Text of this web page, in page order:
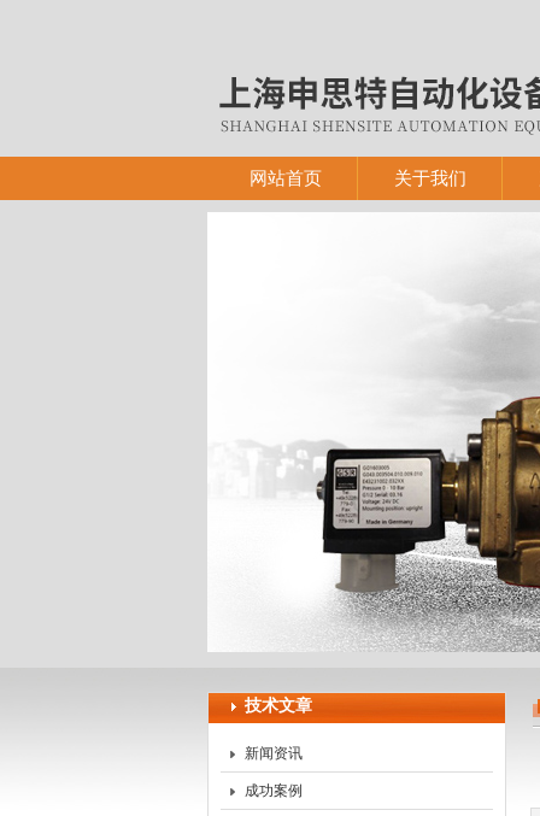
上海申思特自动化设备
网站首页 关于我们
技术文章
新闻资讯
成功案例